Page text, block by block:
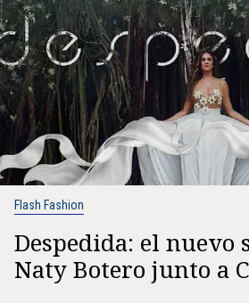
Flash Fashion
Despedida: el nuevo
Naty Botero junto a